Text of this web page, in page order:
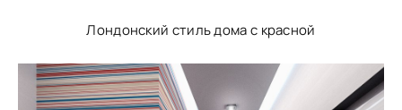
Лондонский стиль дома с красной